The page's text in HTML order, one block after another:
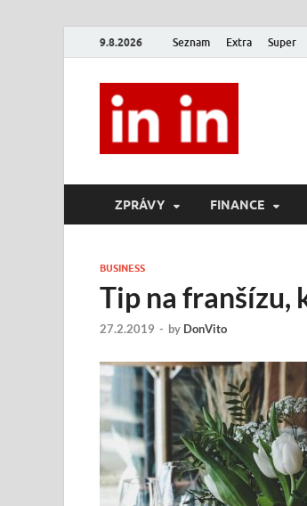
9.8.2026 Seznam Extra Super
ZPRÁVY FINANCE
BUSINESS
Tip na franšízu,
27.2.2019 - by DonVito